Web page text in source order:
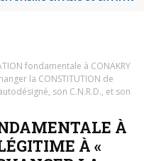
fondamentale à CONAKRY
la CONSTITUTION de
son C.N.R.D., et son
À
À «